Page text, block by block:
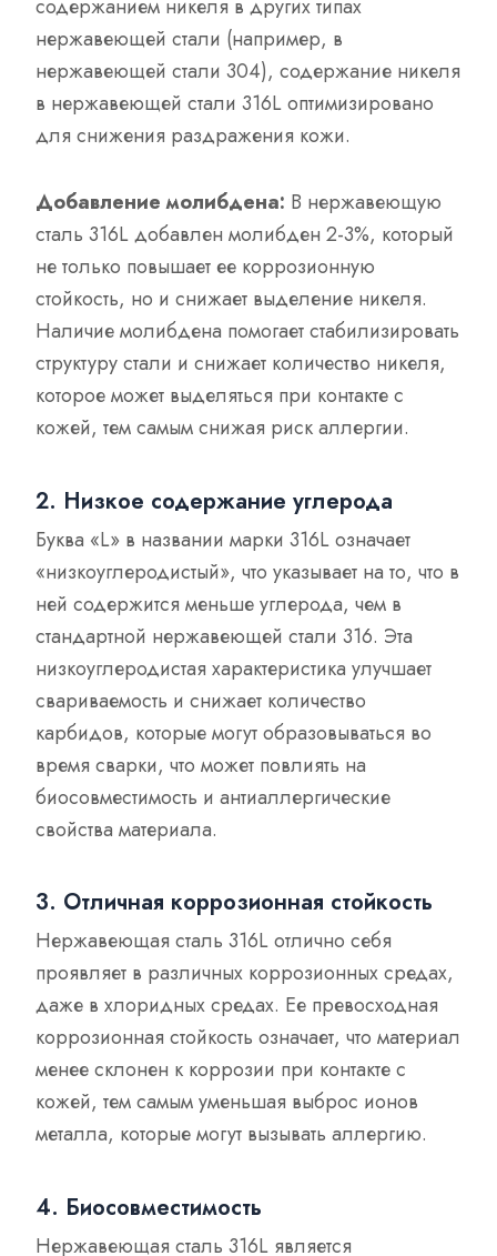
содержанием никеля в других типах
нержавеющей стали (например, в
нержавеющей стали 304), содержание никеля
в нержавеющей стали 316L оптимизировано
для снижения раздражения кожи.
Добавление молибдена: В нержавеющую
сталь 316L добавлен молибден 2-3%, который
не только повышает ее коррозионную
стойкость, но и снижает выделение никеля.
Наличие молибдена помогает стабилизировать
структуру стали и снижает количество никеля,
которое может выделяться при контакте с
кожей, тем самым снижая риск аллергии.
2. Низкое содержание углерода
Буква «L» в названии марки 316L означает
«низкоуглеродистый», что указывает на то, что в
ней содержится меньше углерода, чем в
стандартной нержавеющей стали 316. Эта
низкоуглеродистая характеристика улучшает
свариваемость и снижает количество
карбидов, которые могут образовываться во
время сварки, что может повлиять на
биосовместимость и антиаллергические
свойства материала.
3. Отличная коррозионная стойкость
Нержавеющая сталь 316L отлично себя
проявляет в различных коррозионных средах,
даже в хлоридных средах. Ее превосходная
коррозионная стойкость означает, что материал
менее склонен к коррозии при контакте с
кожей, тем самым уменьшая выброс ионов
металла, которые могут вызывать аллергию.
4. Биосовместимость
Нержавеющая сталь 316L является